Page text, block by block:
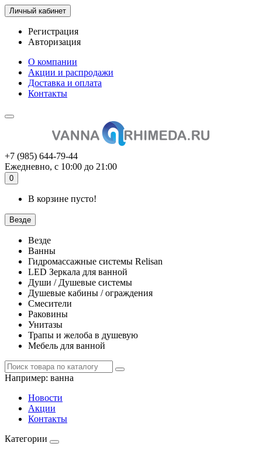
Личный кабинет
Регистрация
Авторизация
О компании
Акции и распродажи
Доставка и оплата
Контакты
+7 (985) 644-79-44
Ежедневно, с 10:00 до 21:00
0
В корзине пусто!
Везде
Везде
Ванны
Гидромассажные системы Relisan
LED Зеркала для ванной
Души / Душевые системы
Душевые кабины / ограждения
Смесители
Раковины
Унитазы
Трапы и желоба в душевую
Мебель для ванной
Например: ванна
Новости
Акции
Контакты
Категории